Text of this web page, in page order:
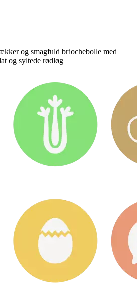
og smagfuld briochebolle med
og syltede rødløg